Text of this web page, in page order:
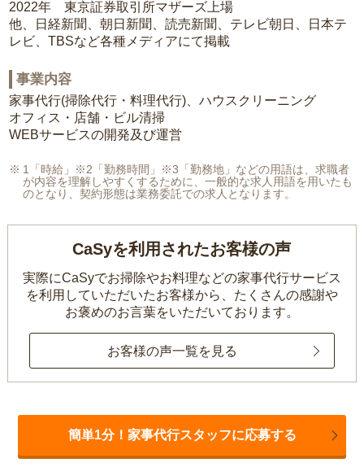
2022年 東京証券取引所マザーズ上場
他、日経新聞、朝日新聞、読売新聞、テレビ朝日、日本テ
レビ、TBSなど各種メディアにて掲載
事業内容
家事代行(掃除代行・料理代行)、ハウスクリーニング
オフィス・店舗・ビル清掃
WEBサービスの開発及び運営
1「時給」※2「勤務時間」※3「勤務地」などの用語は、求職者
が内容を理解しやすくするために、一般的な求人用語を用いたも
のとなり、契約形態は業務委託での求人となります。
CaSyを利用されたお客様の声
実際にCaSyでお掃除やお料理などの家事代行サービス
を利用していただいたお客様から、 たくさんの感謝や
お褒めのお言葉をいただいております。
お客様の声一覧を見る
簡単1分！家事代行スタッフに応募する